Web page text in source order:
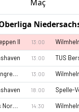
Maç
II 13:00
13:00 TUS
Egestorf/Langreder 13:00
18:00 Spelle-
SV Vorwarts Nordhorn 14:30